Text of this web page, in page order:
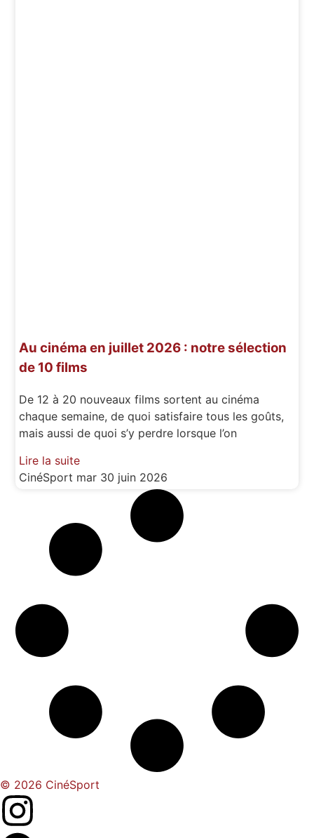
Au cinéma en juillet 2026 : notre sélection
de 10 films
De 12 à 20 nouveaux films sortent au cinéma
chaque semaine, de quoi satisfaire tous les goûts,
mais aussi de quoi s’y perdre lorsque l’on
Lire la suite
CinéSport mar 30 juin 2026
© 2026 CinéSport